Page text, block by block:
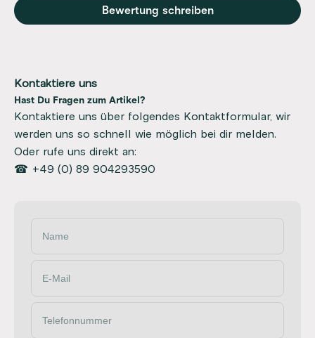
Bewertung schreiben
Kontaktiere uns
Hast Du Fragen zum Artikel?
Kontaktiere uns über folgendes Kontaktformular, wir
werden uns so schnell wie möglich bei dir melden.
Oder rufe uns direkt an:
☎ +49 (0) 89 904293590
Name
E-Mail
Telefonnummer